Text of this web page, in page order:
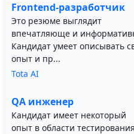
Frontend-разработчик
Это резюме выглядит
впечатляюще и
Кандидат умеет описывать
опыт и пр...
Tota AI
QA инженер
Кандидат имеет некоторый
опыт в области